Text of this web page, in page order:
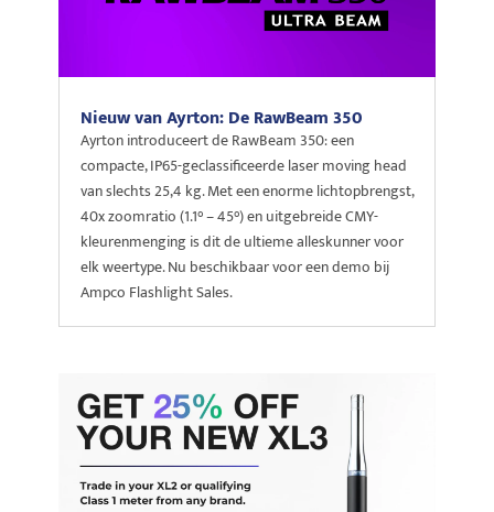
Nieuw van Ayrton: De RawBeam 350
Ayrton introduceert de RawBeam 350: een
compacte, IP65-geclassificeerde laser moving head
van slechts 25,4 kg. Met een enorme lichtopbrengst,
40x zoomratio (1.1° – 45°) en uitgebreide CMY-
kleurenmenging is dit de ultieme alleskunner voor
elk weertype. Nu beschikbaar voor een demo bij
Ampco Flashlight Sales.